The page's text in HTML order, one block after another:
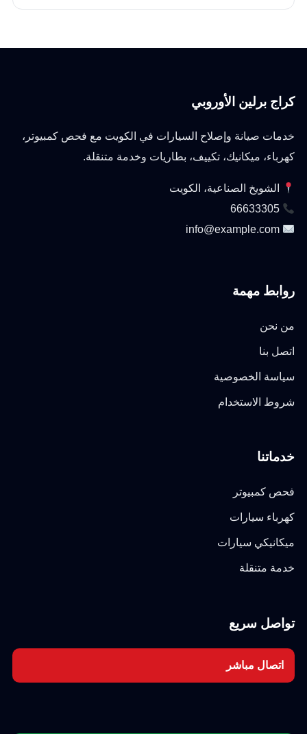
كراج برلين الأوروبي
خدمات صيانة وإصلاح السيارات في الكويت مع فحص كمبيوتر،
كهرباء، ميكانيك، تكييف، بطاريات وخدمة متنقلة.
الشويخ الصناعية، الكويت
66633305
info@example.com
روابط مهمة
من نحن
اتصل بنا
سياسة الخصوصية
شروط الاستخدام
خدماتنا
فحص كمبيوتر
كهرباء سيارات
ميكانيكي سيارات
خدمة متنقلة
تواصل سريع
اتصال مباشر